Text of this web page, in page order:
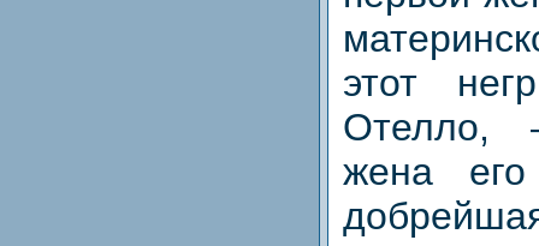
этот
Отелло,
жена